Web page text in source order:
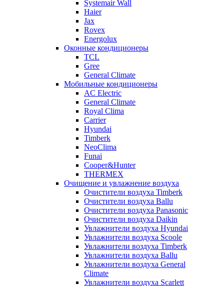
Systemair Wall
Haier
Jax
Rovex
Energolux
Оконные кондиционеры
TCL
Gree
General Climate
Мобильные кондиционеры
AC Electric
General Climate
Royal Clima
Carrier
Hyundai
Timberk
NeoClima
Funai
Cooper&Hunter
THERMEX
Очищение и увлажнение воздуха
Очистители воздуха Timberk
Очистители воздуха Ballu
Очистители воздуха Panasonic
Очистители воздуха Daikin
Увлажнители воздуха Hyundai
Увлажнители воздуха Scoole
Увлажнители воздуха Timberk
Увлажнители воздуха Ballu
Увлажнители воздуха General
Climate
Увлажнители воздуха Scarlett